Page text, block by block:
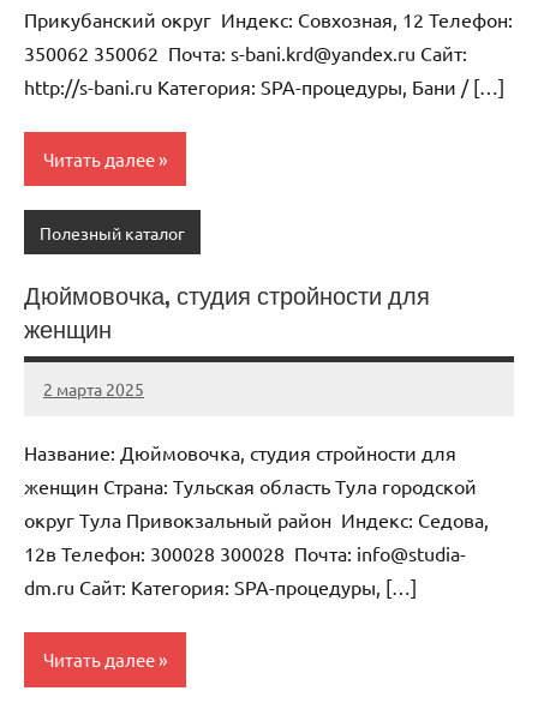
Прикубанский округ Индекс: Совхозная, 12 Телефон:
350062 350062 Почта: s-bani.krd@yandex.ru Cайт:
http://s-bani.ru Категория: SPA-процедуры, Бани / […]
Читать далее
Полезный каталог
Дюймовочка, студия стройности для
женщин
2 марта 2025
Anisa
Нет
Название: Дюймовочка, студия стройности для
женщин Страна: Тульская область Тула городской
округ Тула Привокзальный район Индекс: Седова,
12в Телефон: 300028 300028 Почта: info@studia-
dm.ru Cайт: Категория: SPA-процедуры, […]
Читать далее